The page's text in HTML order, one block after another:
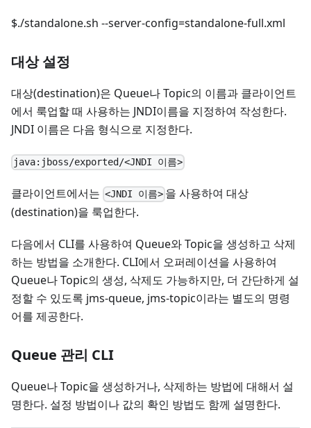
$./standalone.sh --server-config=standalone-full.xml
대상 설정
대상(destination)은 Queue나 Topic의 이름과 클라이언트
에서 룩업할 때 사용하는 JNDI이름을 지정하여 작성한다.
JNDI 이름은 다음 형식으로 지정한다.
java:jboss/exported/<JNDI 이름>
클라이언트에서는 <JNDI 이름> 을 사용하여 대상
(destination)을 룩업한다.
다음에서 CLI를 사용하여 Queue와 Topic을 생성하고 삭제
하는 방법을 소개한다. CLI에서 오퍼레이션을 사용하여
Queue나 Topic의 생성, 삭제도 가능하지만, 더 간단하게 설
정할 수 있도록 jms-queue, jms-topic이라는 별도의 명령
어를 제공한다.
Queue 관리 CLI
Queue나 Topic을 생성하거나, 삭제하는 방법에 대해서 설
명한다. 설정 방법이나 값의 확인 방법도 함께 설명한다.